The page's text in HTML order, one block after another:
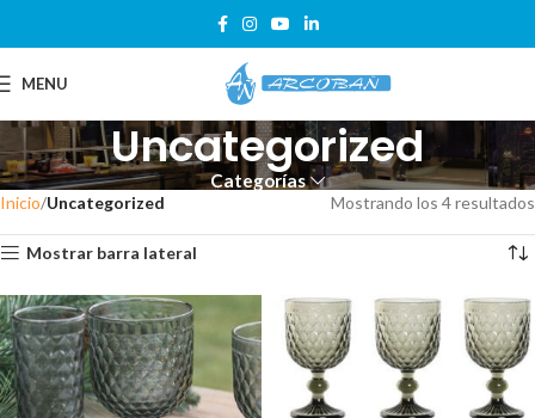
MENU
Uncategorized
Categorías
Inicio Uncategorized Mostrando los 4 resultados
Mostrar barra lateral